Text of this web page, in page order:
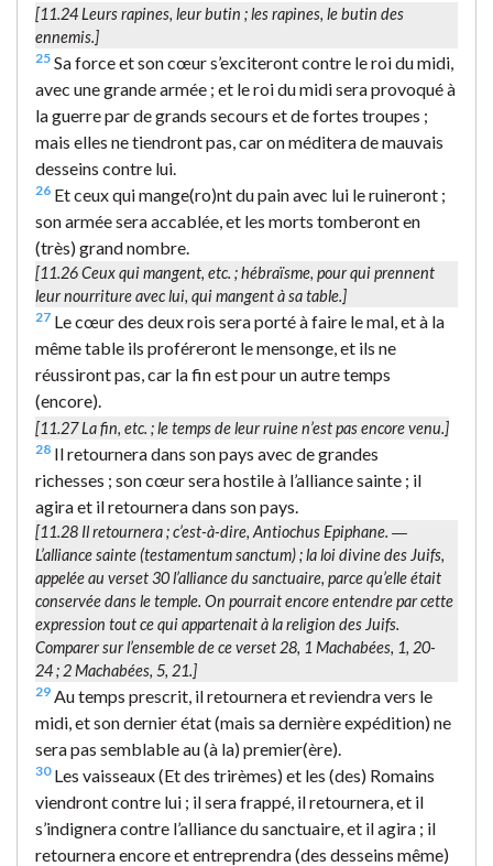
[11.24Leurs rapines, leur butin ; les rapines, le butin des
ennemis.]
25 Sa force et son cœur s’exciteront contre le roi du midi,
avec une grande armée ; et le roi du midi sera provoqué à
la guerre par de grands secours et de fortes troupes ;
mais elles ne tiendront pas, car on méditera de mauvais
desseins contre lui.
26 Et ceux qui mange(ro)nt du pain avec lui le ruineront ;
son armée sera accablée, et les morts tomberont en
(très) grand nombre.
[11.26Ceux qui mangent, etc. ; hébraïsme, pour quiprennent
leur nourriture avec lui, qui mangent à sa table.]
27 Le cœur des deux rois sera porté à faire le mal, et à la
même table ils proféreront le mensonge, et ils ne
réussiront pas, car la fin est pour un autre temps
(encore).
[11.27La fin, etc. ; le temps de leur ruine n’est pas encore venu.]
28 Il retournera dans son pays avec de grandes
richesses ; son cœur sera hostile à l’alliance sainte ; il
agira et il retournera dans son pays.
[11.28 Il retournera; c’est-à-dire, Antiochus Epiphane. ―
L’alliance sainte (testamentum sanctum); la loi divine des Juifs,
appelée au verset 30l’alliance du sanctuaire, parce qu’elle était
conservée dans le temple. On pourrait encore entendre par cette
expression tout ce qui appartenait à la religion des Juifs.
Comparer sur l’ensemble de ce verset 28, 1 Machabées, 1, 20-
24 ; 2 Machabées, 5, 21.]
29 Au temps prescrit, il retournera et reviendra vers le
midi, et son dernier état (mais sa dernière expédition) ne
sera pas semblable au (à la) premier(ère).
30Les vaisseaux (Et des trirèmes) et les (des) Romains
viendront contre lui ; il sera frappé, il retournera, et il
s’indignera contre l’alliance du sanctuaire, et il agira ; il
retournera encore et entreprendra (des desseins même)